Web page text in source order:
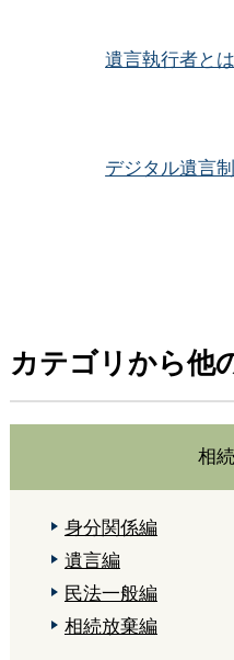
遺言執行者と
デジタル遺言
カテゴリから他
相
身分関係編
遺言編
民法一般編
相続放棄編